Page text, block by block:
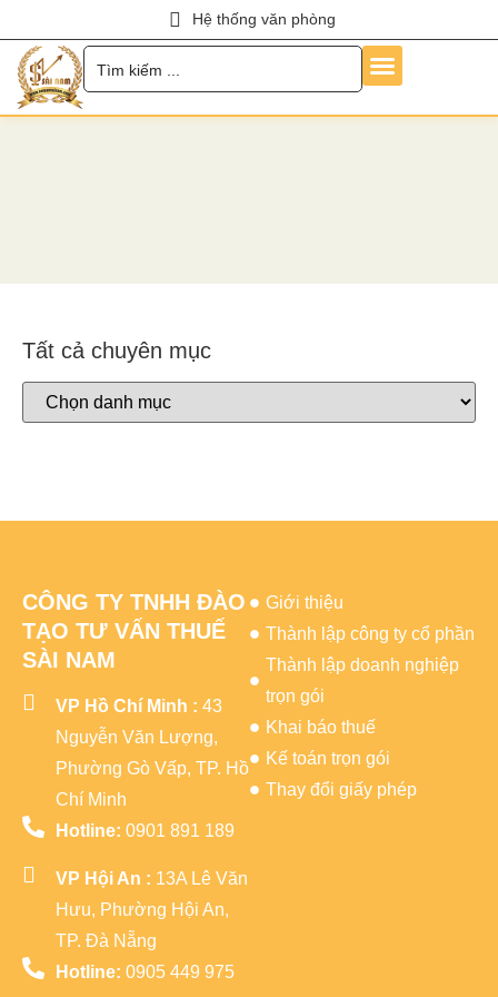
Hệ thống văn phòng
Tất cả chuyên mục
CÔNG TY TNHH ĐÀO
TẠO TƯ VẤN THUẾ
SÀI NAM
VP Hồ Chí Minh : 43
Nguyễn Văn Lượng,
Phường Gò Vấp, TP. Hồ
Chí Minh
Hotline: 0901 891 189
VP Hội An : 13A Lê Văn
Hưu, Phường Hội An,
TP. Đà Nẵng
Hotline: 0905 449 975
Giới thiệu
Thành lập công ty cổ phần
Thành lập doanh nghiệp
trọn gói
Khai báo thuế
Kế toán trọn gói
Thay đổi giấy phép